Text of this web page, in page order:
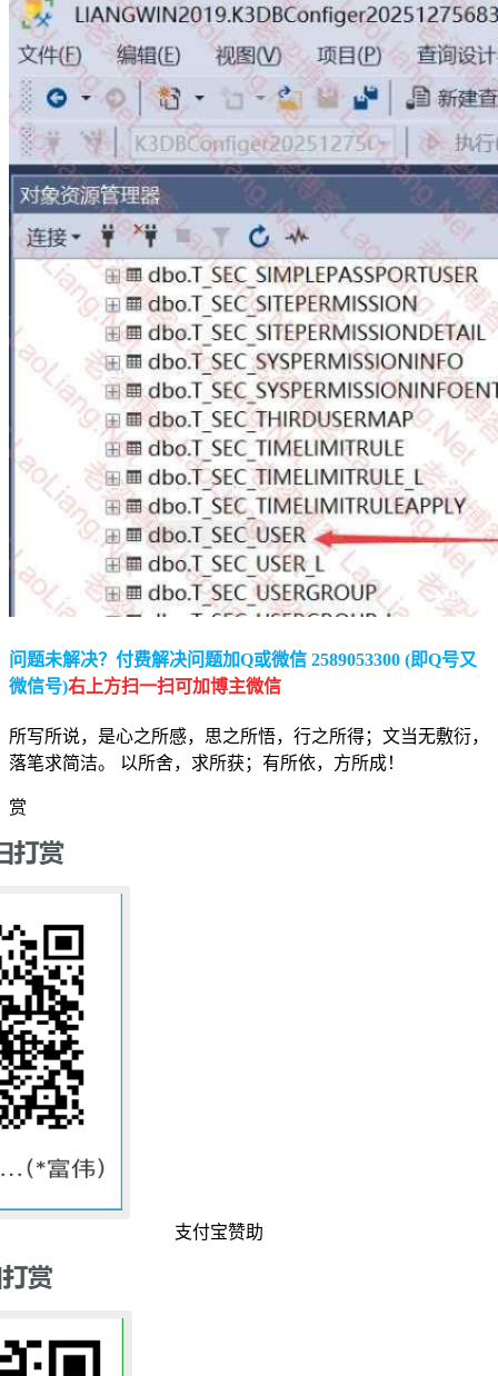
问题未解决？付费解决问题加Q或微信 2589053300 (即Q号又
微信号)右上方扫一扫可加博主微信
所写所说，是心之所感，思之所悟，行之所得；文当无敷衍，
落笔求简洁。 以所舍，求所获；有所依，方所成！
赏
支付宝赞助